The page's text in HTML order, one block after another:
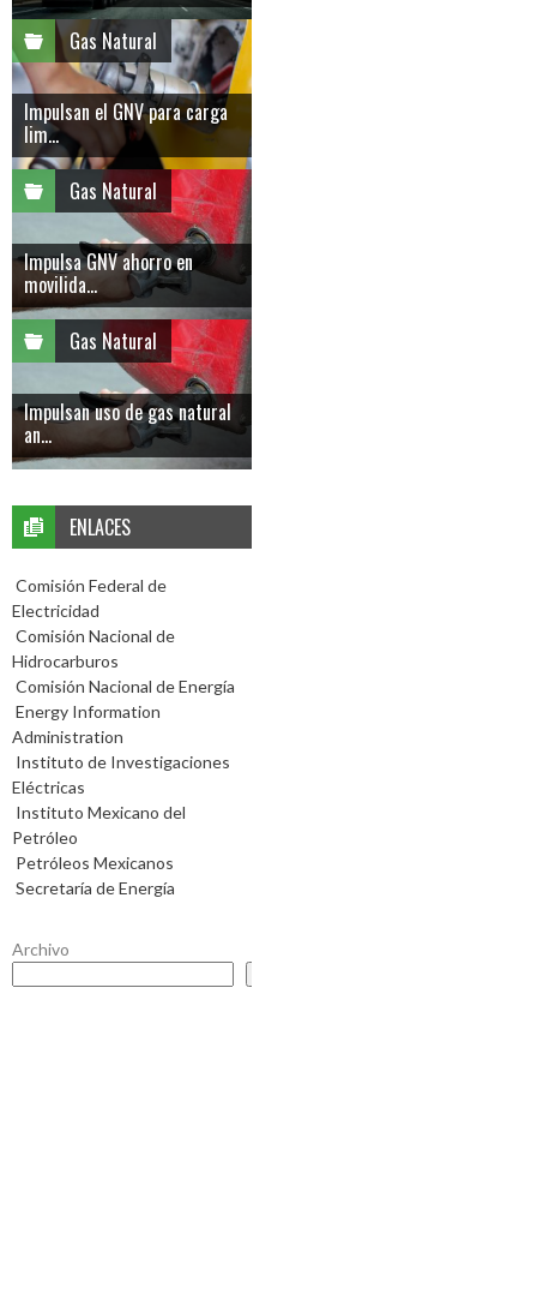
Gas Natural
Impulsan el GNV para carga
lim...
Gas Natural
Impulsa GNV ahorro en
movilida...
Gas Natural
Impulsan uso de gas natural
an...
ENLACES
Comisión Federal de
Electricidad
Comisión Nacional de
Hidrocarburos
Comisión Nacional de Energía
Energy Information
Administration
Instituto de Investigaciones
Eléctricas
Instituto Mexicano del
Petróleo
Petróleos Mexicanos
Secretaría de Energía
Archivo